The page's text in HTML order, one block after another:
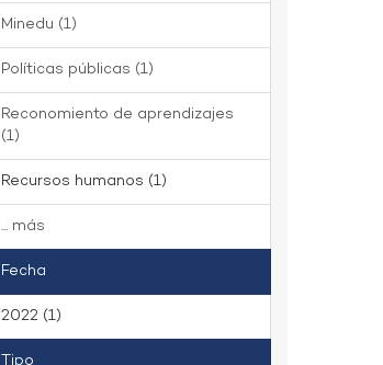
Minedu (1)
Políticas públicas (1)
Reconomiento de aprendizajes
(1)
Recursos humanos (1)
... más
Fecha
2022 (1)